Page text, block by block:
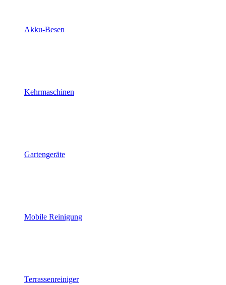
Akku-Besen
Kehrmaschinen
Gartengeräte
Mobile Reinigung
Terrassenreiniger